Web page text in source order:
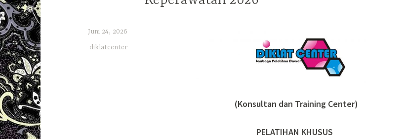
Juni 24, 2026
diklatcenter
(Konsultan dan Training Center)
PELATIHAN KHUSUS